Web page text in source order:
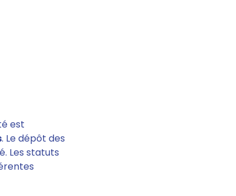
est
. Le dépôt des
Les statuts